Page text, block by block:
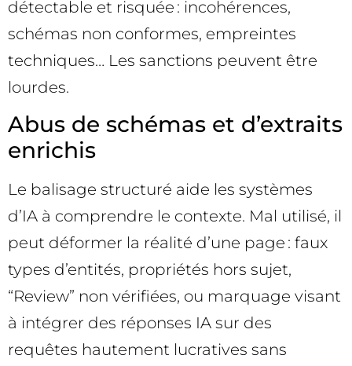
détectable et risquée : incohérences,
schémas non conformes, empreintes
techniques… Les sanctions peuvent être
lourdes.
Abus de schémas et d’extraits
enrichis
Le balisage structuré aide les systèmes
d’IA à comprendre le contexte. Mal utilisé, il
peut déformer la réalité d’une page : faux
types d’entités, propriétés hors sujet,
“Review” non vérifiées, ou marquage visant
à intégrer des réponses IA sur des
requêtes hautement lucratives sans